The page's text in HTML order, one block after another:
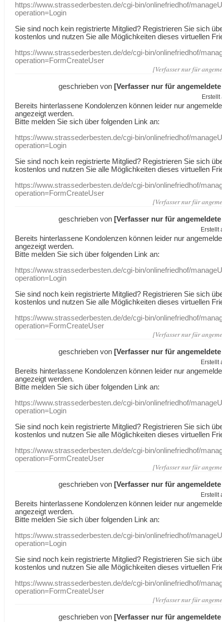
https://www.strassederbesten.de/cgi-bin/onlinefriedhof/
operation=Login
Sie sind noch kein registrierte Mitglied? Registrieren Sie sich
kostenlos und nutzen Sie alle Möglichkeiten dieses virtuellen
https://www.strassederbesten.de/de/cgi-bin/onlinefriedhof/
operation=FormCreateUser
[Verfasser nur für
geschrieben von [Verfasser nur für
Erstellt
Bereits hinterlassene Kondolenzen können leider nur
angezeigt werden.
Bitte melden Sie sich über folgenden Link an:
https://www.strassederbesten.de/cgi-bin/onlinefriedhof/
operation=Login
Sie sind noch kein registrierte Mitglied? Registrieren Sie sich
kostenlos und nutzen Sie alle Möglichkeiten dieses virtuellen
https://www.strassederbesten.de/de/cgi-bin/onlinefriedhof/
operation=FormCreateUser
[Verfasser nur für
geschrieben von [Verfasser nur für
Erstellt
Bereits hinterlassene Kondolenzen können leider nur
angezeigt werden.
Bitte melden Sie sich über folgenden Link an:
https://www.strassederbesten.de/cgi-bin/onlinefriedhof/
operation=Login
Sie sind noch kein registrierte Mitglied? Registrieren Sie sich
kostenlos und nutzen Sie alle Möglichkeiten dieses virtuellen
https://www.strassederbesten.de/de/cgi-bin/onlinefriedhof/
operation=FormCreateUser
[Verfasser nur für
geschrieben von [Verfasser nur für
Erstellt
Bereits hinterlassene Kondolenzen können leider nur
angezeigt werden.
Bitte melden Sie sich über folgenden Link an:
https://www.strassederbesten.de/cgi-bin/onlinefriedhof/
operation=Login
Sie sind noch kein registrierte Mitglied? Registrieren Sie sich
kostenlos und nutzen Sie alle Möglichkeiten dieses virtuellen
https://www.strassederbesten.de/de/cgi-bin/onlinefriedhof/
operation=FormCreateUser
[Verfasser nur für
geschrieben von [Verfasser nur für
Erstellt
Bereits hinterlassene Kondolenzen können leider nur
angezeigt werden.
Bitte melden Sie sich über folgenden Link an:
https://www.strassederbesten.de/cgi-bin/onlinefriedhof/
operation=Login
Sie sind noch kein registrierte Mitglied? Registrieren Sie sich
kostenlos und nutzen Sie alle Möglichkeiten dieses virtuellen
https://www.strassederbesten.de/de/cgi-bin/onlinefriedhof/
operation=FormCreateUser
[Verfasser nur für
geschrieben von [Verfasser nur für